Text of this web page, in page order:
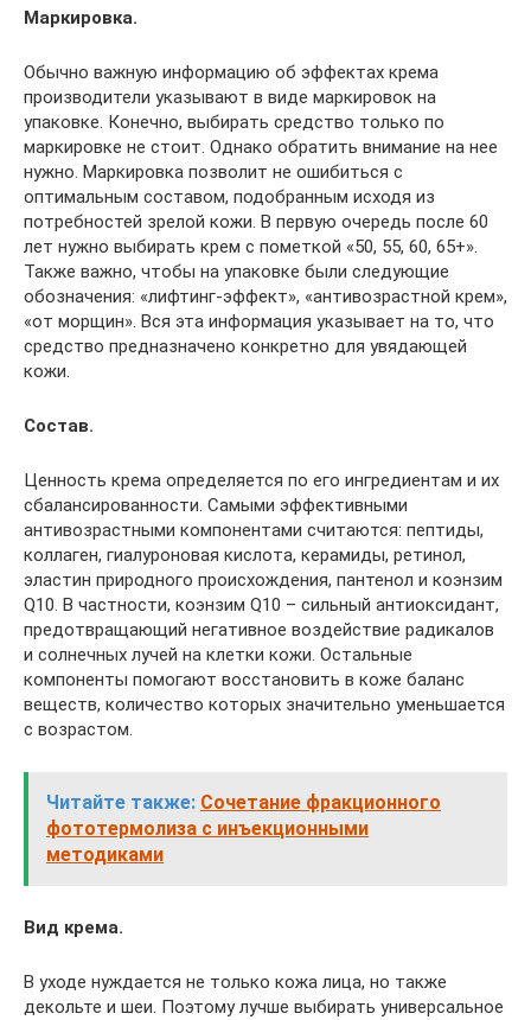
Маркировка.
Обычно важную информацию об эффектах крема
производители указывают в виде маркировок на
упаковке. Конечно, выбирать средство только по
маркировке не стоит. Однако обратить внимание на нее
нужно. Маркировка позволит не ошибиться с
оптимальным составом, подобранным исходя из
потребностей зрелой кожи. В первую очередь после 60
лет нужно выбирать крем с пометкой «50, 55, 60, 65+».
Также важно, чтобы на упаковке были следующие
обозначения: «лифтинг-эффект», «антивозрастной крем»,
«от морщин». Вся эта информация указывает на то, что
средство предназначено конкретно для увядающей
кожи.
Состав.
Ценность крема определяется по его ингредиентам и их
сбалансированности. Самыми эффективными
антивозрастными компонентами считаются: пептиды,
коллаген, гиалуроновая кислота, керамиды, ретинол,
эластин природного происхождения, пантенол и коэнзим
Q10. В частности, коэнзим Q10 – сильный антиоксидант,
предотвращающий негативное воздействие радикалов
и солнечных лучей на клетки кожи. Остальные
компоненты помогают восстановить в коже баланс
веществ, количество которых значительно уменьшается
с возрастом.
Читайте также: Сочетание фракционного
фототермолиза с инъекционными
методиками
Вид крема.
В уходе нуждается не только кожа лица, но также
декольте и шеи. Поэтому лучше выбирать универсальное